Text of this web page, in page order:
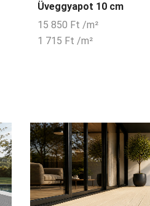
Üveggyapot 10 cm
15 850 Ft /m²
1 715 Ft /m²